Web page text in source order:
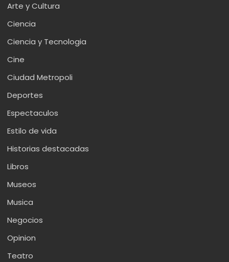
Arte y Cultura
Ciencia
Ciencia y Tecnologia
Cine
Ciudad Metropoli
Deportes
Espectaculos
Estilo de vida
Historias destacadas
Libros
Museos
Musica
Negocios
Opinion
Teatro